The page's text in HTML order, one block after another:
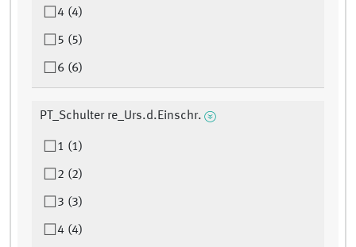
4 (4)
5 (5)
6 (6)
PT_Schulter re_Urs.d.Einschr.
1 (1)
2 (2)
3 (3)
4 (4)